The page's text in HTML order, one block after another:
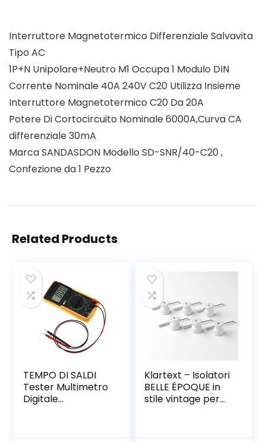
Interruttore Magnetotermico Differenziale Salvavita
Tipo AC
1P+N Unipolare+Neutro M1 Occupa 1 Modulo DIN
Corrente Nominale 40A 240V C20 Utilizza Insieme
Interruttore Magnetotermico C20 Da 20A
Potere Di Cortocircuito Nominale 6000A,Curva CA
differenziale 30mA
Marca SANDASDON Modello SD-SNR/40-C20 ,
Confezione da 1 Pezzo
Related Products
TEMPO DI SALDI
Tester Multimetro
Digitale
Klartext – Isolatori
BELLE ÉPOQUE in
stile vintage per